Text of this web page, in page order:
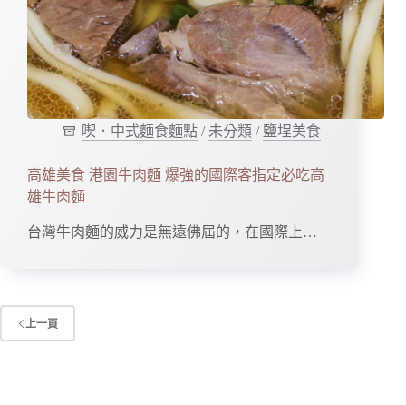
喫．中式麵食麵點 / 未分類 / 鹽埕美食
高雄美食 港園牛肉麵 爆強的國際客指定必吃高
雄牛肉麵
台灣牛肉麵的威力是無遠佛屆的，在國際上…
上一頁